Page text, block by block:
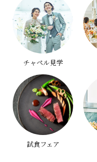
チャペル見学
試食フェア